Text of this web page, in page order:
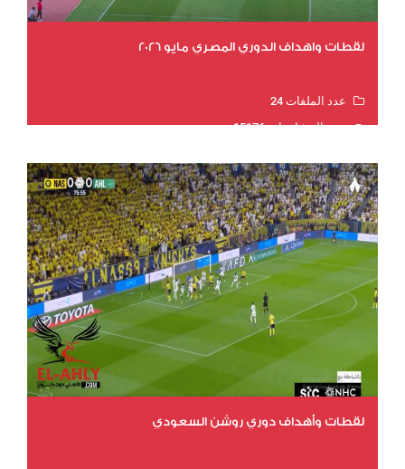
لقطات واهداف الدوري المصري مايو 2026
عدد الملفات 24
عدد المشاهدات 15176
لقطات وأهداف دوري روشن السعودي